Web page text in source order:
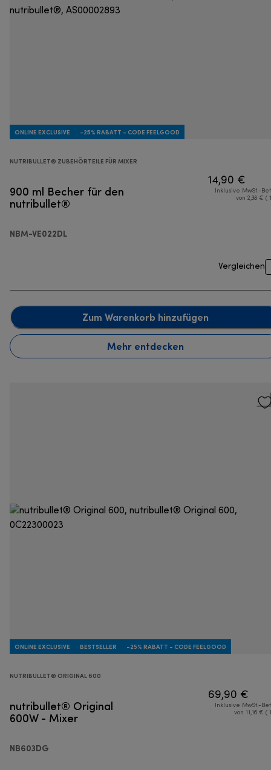
ONLINE EXCLUSIVE -25% RABATT - CODE FEELGOOD
NUTRIBULLET® ZUBEHÖRTEILE FÜR MIXER
900 ml Becher für den
nutribullet®
NBM-VE022DL
14,90 €
Inklusive MwSt.-
von 2,38 € (
Vergleichen
Zum Warenkorb hinzufügen
Mehr entdecken
ONLINE EXCLUSIVE BESTSELLER -25% RABATT - CODE FEELGOOD
NUTRIBULLET® ORIGINAL 600
nutribullet® Original
600W - Mixer
NB603DG
69,90 €
Inklusive MwSt.-
von 11,16 € (